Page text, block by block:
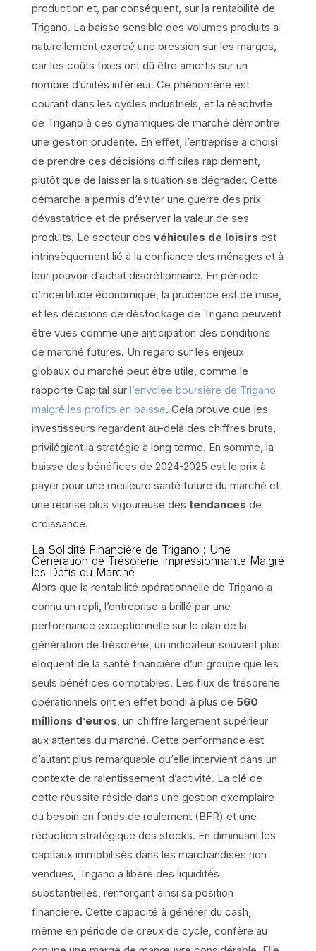
production et, par conséquent, sur la rentabilité de
Trigano. La baisse sensible des volumes produits a
naturellement exercé une pression sur les marges,
car les coûts fixes ont dû être amortis sur un
nombre d’unités inférieur. Ce phénomène est
courant dans les cycles industriels, et la réactivité
de Trigano à ces dynamiques de marché démontre
une gestion prudente. En effet, l’entreprise a choisi
de prendre ces décisions difficiles rapidement,
plutôt que de laisser la situation se dégrader. Cette
démarche a permis d’éviter une guerre des prix
dévastatrice et de préserver la valeur de ses
produits. Le secteur des véhicules de loisirs est
intrinsèquement lié à la confiance des ménages et à
leur pouvoir d’achat discrétionnaire. En période
d’incertitude économique, la prudence est de mise,
et les décisions de déstockage de Trigano peuvent
être vues comme une anticipation des conditions
de marché futures. Un regard sur les enjeux
globaux du marché peut être utile, comme le
rapporte Capital sur l’envolée boursière de Trigano
malgré les profits en baisse. Cela prouve que les
investisseurs regardent au-delà des chiffres bruts,
privilégiant la stratégie à long terme. En somme, la
baisse des bénéfices de 2024-2025 est le prix à
payer pour une meilleure santé future du marché et
une reprise plus vigoureuse des tendances de
croissance.
La Solidité Financière de Trigano : Une
Génération de Trésorerie Impressionnante Malgré
les Défis du Marché
Alors que la rentabilité opérationnelle de Trigano a
connu un repli, l’entreprise a brillé par une
performance exceptionnelle sur le plan de la
génération de trésorerie, un indicateur souvent plus
éloquent de la santé financière d’un groupe que les
seuls bénéfices comptables. Les flux de trésorerie
opérationnels ont en effet bondi à plus de 560
millions d’euros , un chiffre largement supérieur
aux attentes du marché. Cette performance est
d’autant plus remarquable qu’elle intervient dans un
contexte de ralentissement d’activité. La clé de
cette réussite réside dans une gestion exemplaire
du besoin en fonds de roulement (BFR) et une
réduction stratégique des stocks. En diminuant les
capitaux immobilisés dans les marchandises non
vendues, Trigano a libéré des liquidités
substantielles, renforçant ainsi sa position
financière. Cette capacité à générer du cash,
même en période de creux de cycle, confère au